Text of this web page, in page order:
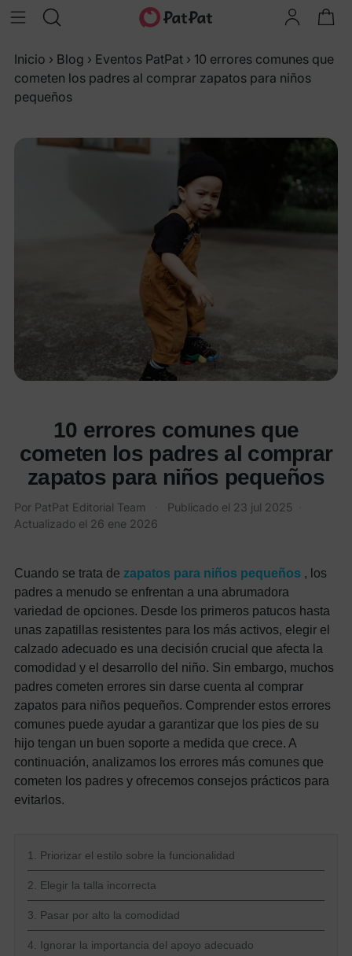
Inicio › Blog › Eventos PatPat › 10 errores comunes que
cometen los padres al comprar zapatos para niños
pequeños
10 errores comunes que
cometen los padres al comprar
zapatos para niños pequeños
Por PatPat Editorial Team Publicado el 23 jul 2025
Actualizado el 26 ene 2026
Cuando se trata de zapatos para niños pequeños , los
padres a menudo se enfrentan a una abrumadora
variedad de opciones. Desde los primeros patucos hasta
unas zapatillas resistentes para los más activos, elegir el
calzado adecuado es una decisión crucial que afecta la
comodidad y el desarrollo del niño. Sin embargo, muchos
padres cometen errores sin darse cuenta al comprar
zapatos para niños pequeños. Comprender estos errores
comunes puede ayudar a garantizar que los pies de su
hijo tengan un buen soporte a medida que crece. A
continuación, analizamos los errores más comunes que
cometen los padres y ofrecemos consejos prácticos para
evitarlos.
1. Priorizar el estilo sobre la funcionalidad
2. Elegir la talla incorrecta
3. Pasar por alto la comodidad
4. Ignorar la importancia del apoyo adecuado